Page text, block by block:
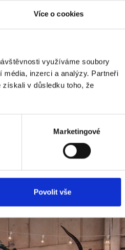
Více o cookies
využíváme soubory
inzerci a analýzy. Partneři
v důsledku toho, že
Marketingové
Povolit vše
Podzim
ostatní svatebčané měli
Nebylo to zdaleka tak
pro nás prstýnky z
uzavřít registrované
Nedávno se tam totiž brali
partnerství
že je skeptická k tomu,
navíc,“popisují.